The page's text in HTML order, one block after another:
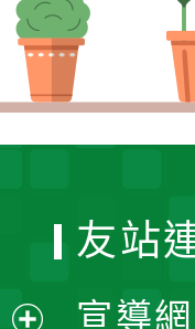
友站
宣導